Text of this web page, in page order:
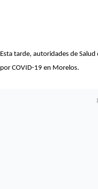
Esta tarde, autoridades de
por COVID-19 en Morelos.